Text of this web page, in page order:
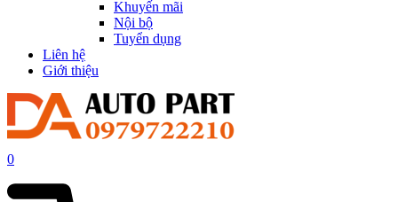
Khuyến mãi
Nội bộ
Tuyển dụng
Liên hệ
Giới thiệu
0